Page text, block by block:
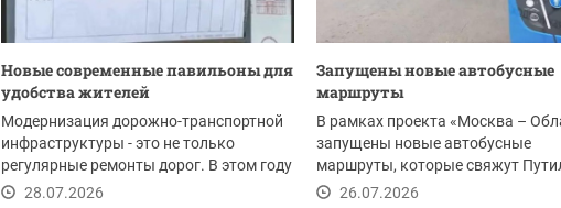
Новые современные павильоны для
удобства жителей
Модернизация дорожно-транспортной
инфраструктуры - это не только
регулярные ремонты дорог. В этом году
в Красногорске...
28.07.2026
Запущены новые автобусные
маршруты
В рамках проекта «Москва –
запущены новые автобусные
маршруты, которые свяжут
со станциями метро...
26.07.2026